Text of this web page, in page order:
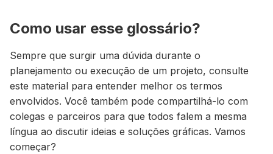
Como usar esse glossário?
Sempre que surgir uma dúvida durante o
planejamento ou execução de um projeto, consulte
este material para entender melhor os termos
envolvidos. Você também pode compartilhá-lo com
colegas e parceiros para que todos falem a mesma
língua ao discutir ideias e soluções gráficas. Vamos
começar?